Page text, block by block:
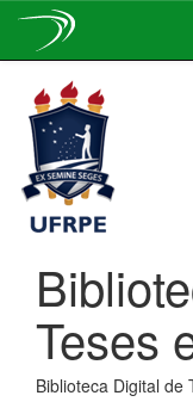
navigation
Teses
Biblioteca Digital de